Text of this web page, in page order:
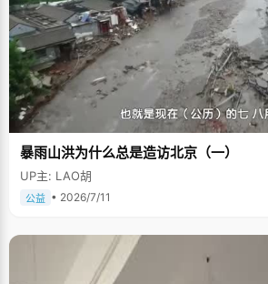
暴雨山洪为什么总是造访北京（一）
UP主: LAO胡
公益 • 2026/7/11